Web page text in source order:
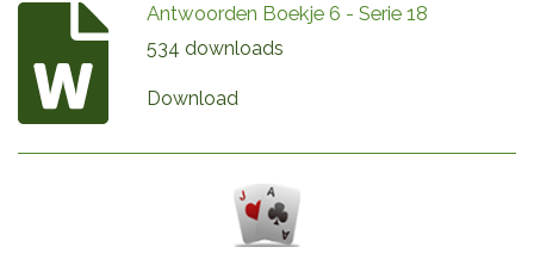
Antwoorden Boekje 6 - Serie 18
534 downloads
Download